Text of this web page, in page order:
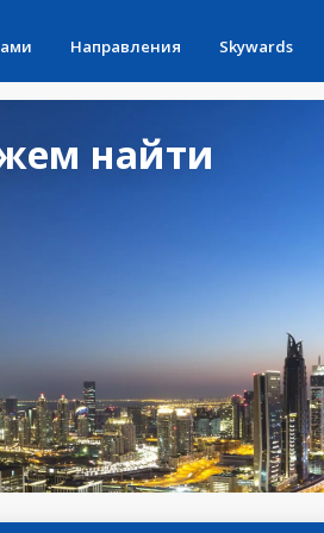
Направления Skywards
найти